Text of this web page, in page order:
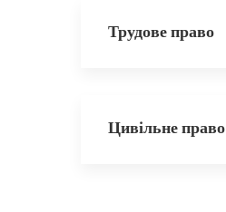
Трудове право
Цивільне право